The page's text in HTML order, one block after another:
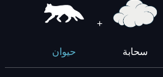
حيوان
+
سحابة